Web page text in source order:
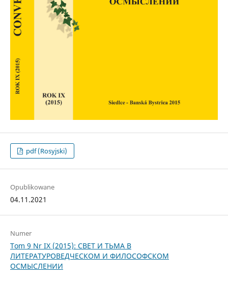
pdf (Rosyjski)
Opublikowane
04.11.2021
Numer
Tom 9 Nr IX (2015): СВЕТ И ТЬМА В
ЛИТЕРАТУРОВЕДЧЕСКОМ И ФИЛОСОФСКОМ
ОСМЫСЛЕНИИ